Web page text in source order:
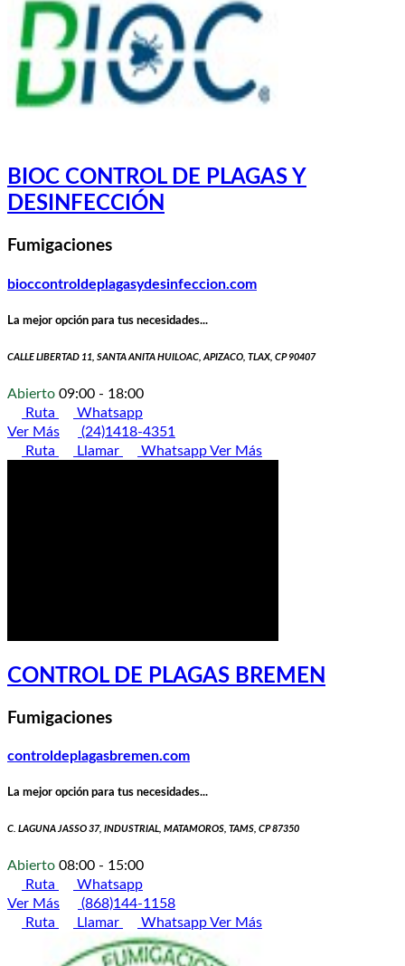
BIOC CONTROL DE PLAGAS Y
DESINFECCIÓN
Fumigaciones
bioccontroldeplagasydesinfeccion.com
La mejor opción para tus necesidades...
CALLE LIBERTAD 11, SANTA ANITA HUILOAC, APIZACO, TLAX, CP 90407
Abierto 09:00 - 18:00
Ruta
Whatsapp
Ver Más
(24)1418-4351
Ruta
Llamar WhatsappVer Más
CONTROL DE PLAGAS BREMEN
Fumigaciones
controldeplagasbremen.com
La mejor opción para tus necesidades...
C. LAGUNA JASSO 37, INDUSTRIAL, MATAMOROS, TAMS, CP 87350
Abierto 08:00 - 15:00
Ruta
Whatsapp
Ver Más
(868)144-1158
Ruta
Llamar WhatsappVer Más